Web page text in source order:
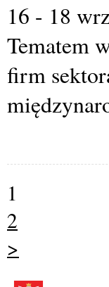
16 - 18
Tematem
firm
1
2
>